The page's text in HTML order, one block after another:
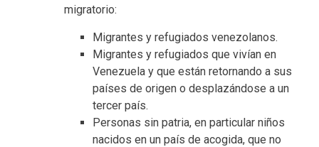
migratorio:
Migrantes y refugiados venezolanos.
Migrantes y refugiados que vivían en
Venezuela y que están retornando a sus
países de origen o desplazándose a un
tercer país.
Personas sin patria, en particular niños
nacidos en un país de acogida, que no